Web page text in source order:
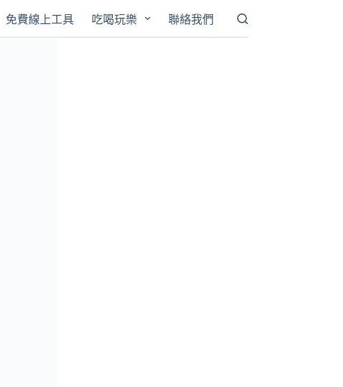
免費線上工具 吃喝玩樂 聯絡我們